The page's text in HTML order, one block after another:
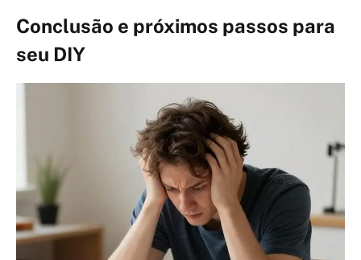
Conclusão e próximos passos para
seu DIY